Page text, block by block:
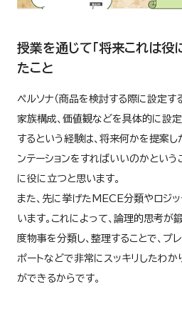
授業を通じて「将来これは役
たこと
ペルソナ（商品を検討する際に設定す
家族構成、価値観などを具体的に設
するという経験は、将来何かを提案し
ンテーションをすればいいのかとい
に役に立つと思います。
また、先に挙げたMECE分類やロジ
います。これによって、論理的思考が
度物事を分類し、整理することで、プ
ポートなどで非常にスッキリしたわ
ができるからです。